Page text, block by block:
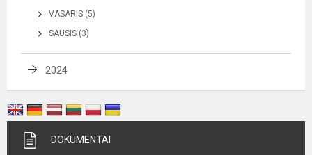
VASARIS (5)
SAUSIS (3)
2024
DOKUMENTAI